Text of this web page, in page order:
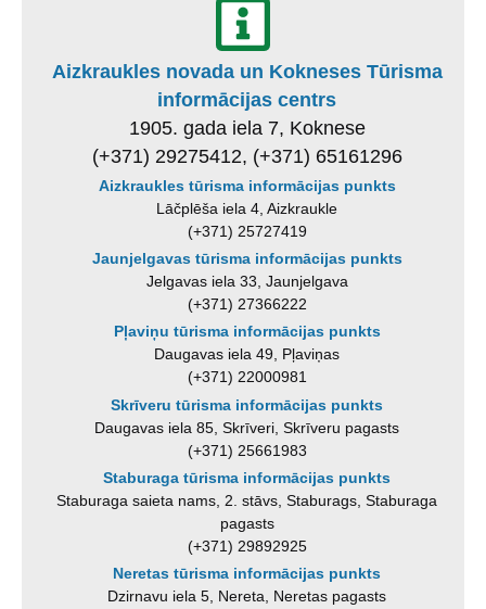
Aizkraukles novada un Kokneses Tūrisma
informācijas centrs
1905. gada iela 7, Koknese
(+371) 29275412, (+371) 65161296
Aizkraukles tūrisma informācijas punkts
Lāčplēša iela 4, Aizkraukle
(+371) 25727419
Jaunjelgavas tūrisma informācijas punkts
Jelgavas iela 33, Jaunjelgava
(+371) 27366222
Pļaviņu tūrisma informācijas punkts
Daugavas iela 49, Pļaviņas
(+371) 22000981
Skrīveru tūrisma informācijas punkts
Daugavas iela 85, Skrīveri, Skrīveru pagasts
(+371) 25661983
Staburaga tūrisma informācijas punkts
Staburaga saieta nams, 2. stāvs, Staburags, Staburaga
pagasts
(+371) 29892925
Neretas tūrisma informācijas punkts
Dzirnavu iela 5, Nereta, Neretas pagasts